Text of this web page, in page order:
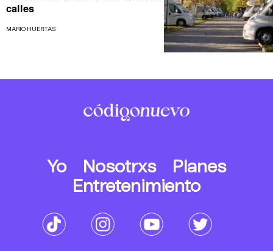
calles
MARIO HUERTAS
Yo Nosotrxs
Planes
Entretenimiento